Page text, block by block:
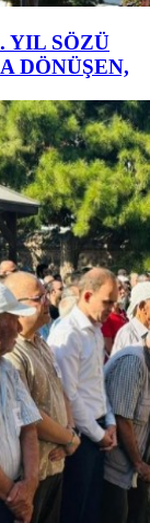
YIL SÖZÜ
DÖNÜŞEN,